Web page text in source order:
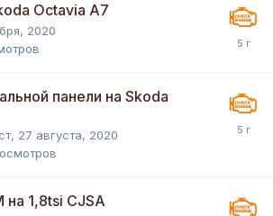
Octavia A7
2020
панели на Skoda
, 27 августа, 2020
1,8tsi CJSA